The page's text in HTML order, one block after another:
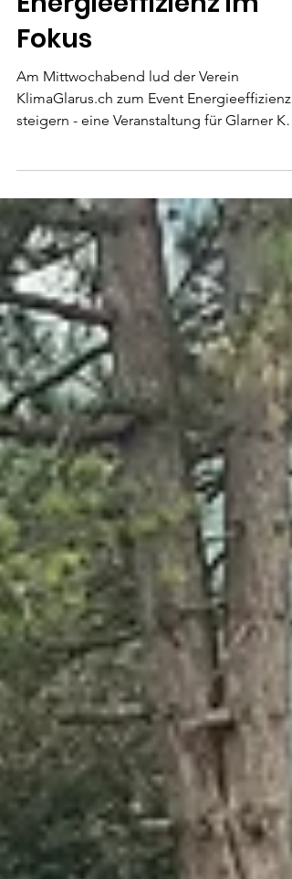
18. Sept. 2025 2 Min. Lesezeit
Energieeffizienz im
Fokus
und Private ins Gemeindehaus in Ennenda
ein. Rund um die Themen Energieberatung,
Fahrzeugflotten und Solarstrom erhielten
Unternehmen wie auch Privatpersonen
wertvolle Informationen.